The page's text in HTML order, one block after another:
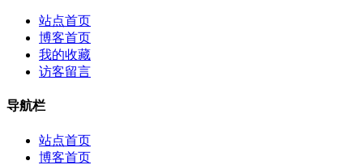
站点首页
博客首页
我的收藏
访客留言
导航栏
站点首页
博客首页